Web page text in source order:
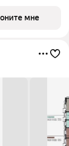
энергию
мне